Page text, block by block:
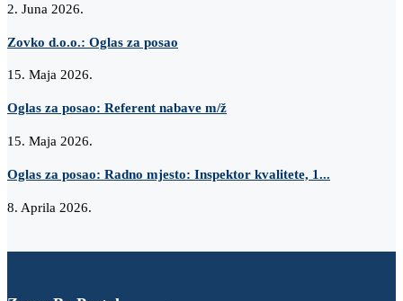
2. Juna 2026.
Zovko d.o.o.: Oglas za posao
15. Maja 2026.
Oglas za posao: Referent nabave m/ž
15. Maja 2026.
Oglas za posao: Radno mjesto: Inspektor kvalitete, 1...
8. Aprila 2026.